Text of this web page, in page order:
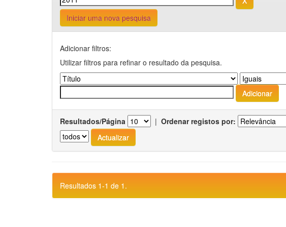
Iniciar uma nova pesquisa
Adicionar filtros:
Utilizar filtros para refinar o resultado da pesquisa.
Resultados/Página | Ordenar registos por:
Resultados 1-1 de 1.